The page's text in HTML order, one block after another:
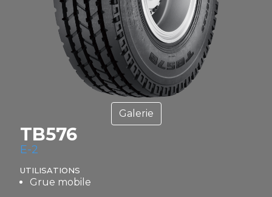
Galerie
TB576
E-2
UTILISATIONS
Grue mobile